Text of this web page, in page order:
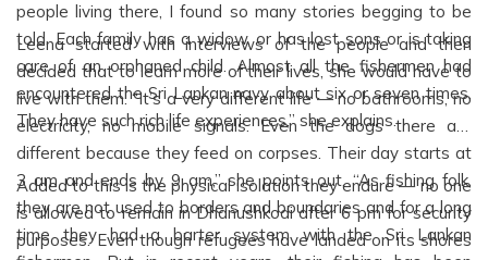
people living there, I found so many stories begging to be
told. Each family has a widow, or has lost sons or is taking
care of an orphaned child. Almost all the fishermen had
encountered the Sri Lankan navy about six or seven times.
They have such rich life experiences,” she explains.
Leena started with interviews of the people and then
decided that to learn more of their lives, she would have to
live with them. “It’s a very different life — no bathrooms, no
electricity, no mobile signals. Even the dogs there are
different because they feed on corpses. Their day starts at
3 am and ends by 9 am,” she points out. “As fishing folk,
they are not used to borders and boundaries and for a long
time they had a barter system with the Sri Lankan
Added to this is the physical isolation they endure — no one
is allowed to remain in Dhanushkodi after 6 pm for security
purposes. Even though refugees have landed on its shores